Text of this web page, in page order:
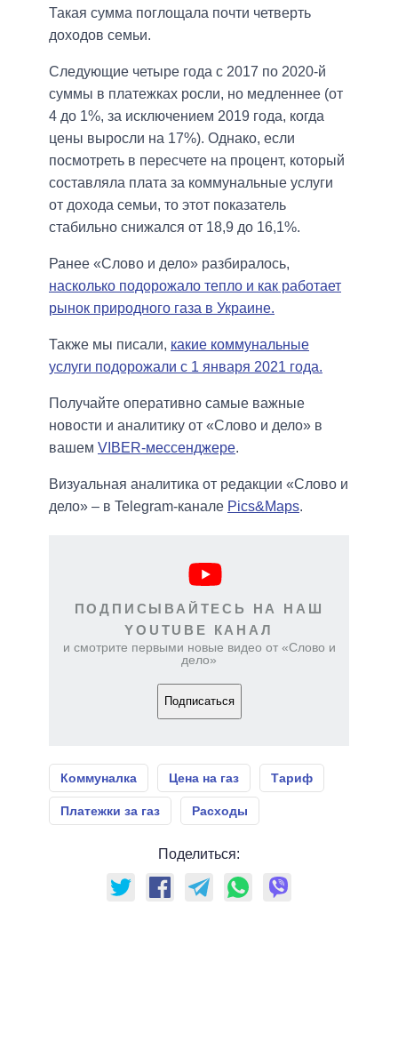
Такая сумма поглощала почти четверть
доходов семьи.
Следующие четыре года с 2017 по 2020-й
суммы в платежках росли, но медленнее (от
4 до 1%, за исключением 2019 года, когда
цены выросли на 17%). Однако, если
посмотреть в пересчете на процент, который
составляла плата за коммунальные услуги
от дохода семьи, то этот показатель
стабильно снижался от 18,9 до 16,1%.
Ранее «Слово и дело» разбиралось,
насколько подорожало тепло и как работает
рынок природного газа в Украине.
Также мы писали, какие коммунальные
услуги подорожали с 1 января 2021 года.
Получайте оперативно самые важные
новости и аналитику от «Слово и дело» в
вашем VIBER-мессенджере.
Визуальная аналитика от редакции «Слово и
дело» – в Telegram-канале Pics&Maps.
ПОДПИСЫВАЙТЕСЬ НА НАШ
YOUTUBE КАНАЛ
и смотрите первыми новые видео от «Слово и
дело»
Подписаться
Коммуналка Цена на газ Тариф
Платежки за газ Расходы
Поделиться: